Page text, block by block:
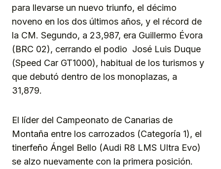
para llevarse un nuevo triunfo, el décimo
noveno en los dos últimos años, y el récord de
la CM. Segundo, a 23,987, era Guillermo Évora
(BRC 02), cerrando el podio José Luis Duque
(Speed Car GT1000), habitual de los turismos y
que debutó dentro de los monoplazas, a
31,879.
El líder del Campeonato de Canarias de
Montaña entre los carrozados (Categoría 1), el
tinerfeño Ángel Bello (Audi R8 LMS Ultra Evo)
se alzo nuevamente con la primera posición.